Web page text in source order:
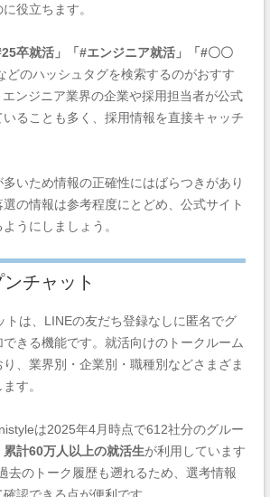
役立ちます。
卒就活」「#エンジニア就活」「#〇〇
どのハッシュタグを検索するのがおすす
ンジニア業界の企業や採用担当者が公式
ることも多く、採用情報を直接キャッチ
いため情報の正確性にはばらつきがあり
の情報は参考程度にとどめ、公式サイト
うにしましょう。
チャット
トは、LINEの友だち登録なしに匿名でグ
きる機能です。就活向けのトークルーム
、業界別・企業別・職種別などさまざま
す。
は2025年4月時点で612社分のグルー
累計60万人以上の就活生が利用しています
去のトーク履歴も遡れるため、選考情報
認できる点が便利です。